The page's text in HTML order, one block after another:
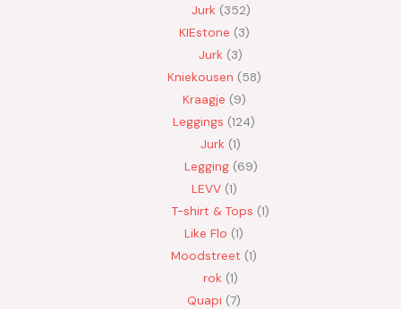
Jurk 352
KIEstone 3
Jurk 3
Kniekousen 58
Kraagje 9
Leggings 124
Jurk 1
Legging 69
LEVV 1
T-shirt & Tops 1
Like Flo 1
Moodstreet 1
rok 1
Quapi 7